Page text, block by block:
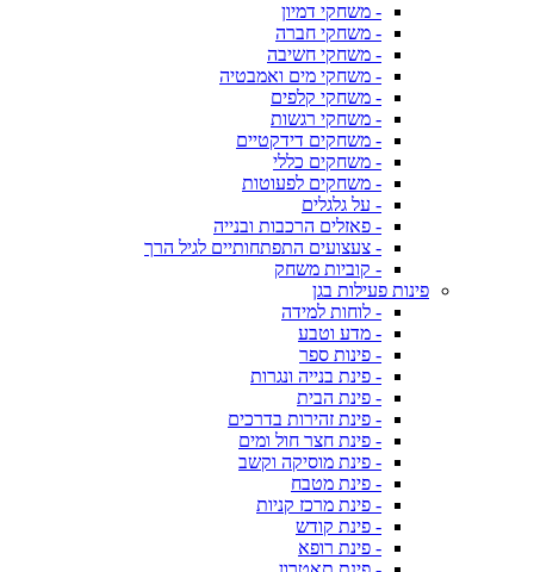
- משחקי דמיון
- משחקי חברה
- משחקי חשיבה
- משחקי מים ואמבטיה
- משחקי קלפים
- משחקי רגשות
- משחקים דידקטיים
- משחקים כללי
- משחקים לפעוטות
- על גלגלים
- פאזלים הרכבות ובנייה
- צעצועים התפתחותיים לגיל הרך
- קוביות משחק
פינות פעילות בגן
- לוחות למידה
- מדע וטבע
- פינות ספר
- פינת בנייה ונגרות
- פינת הבית
- פינת זהירות בדרכים
- פינת חצר חול ומים
- פינת מוסיקה וקשב
- פינת מטבח
- פינת מרכז קניות
- פינת קודש
- פינת רופא